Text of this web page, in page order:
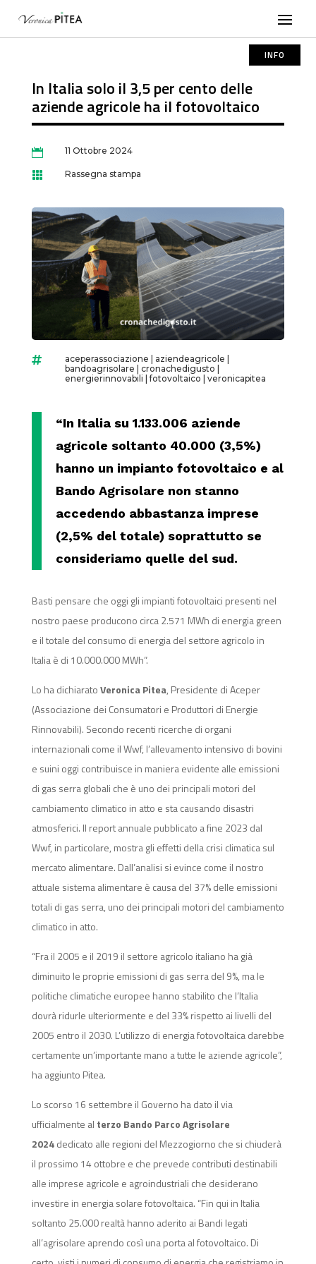
INFO
In Italia solo il 3,5 per cento delle
aziende agricole ha il fotovoltaico
 11 Ottobre 2024
 Rassegna stampa
 aceperassociazione aziendeagricole
bandoagrisolare
cronachedigusto
energierinnovabili |fotovoltaico veronicapitea
“In Italia su 1.133.006 aziende
agricole soltanto 40.000 (3,5%)
hanno un impianto fotovoltaico e al
Bando Agrisolare non stanno
accedendo abbastanza imprese
(2,5% del totale) soprattutto se
consideriamo quelle del sud.
Basti pensare che oggi gli impianti fotovoltaici presenti nel
nostro paese producono circa 2.571 MWh di energia green
e il totale del consumo di energia del settore agricolo in
Italia è di 10.000.000 MWh”.
Lo ha dichiaratoVeronica Pitea, Presidente di Aceper
(Associazione dei Consumatori e Produttori di Energie
Rinnovabili). Secondo recenti ricerche di organi
internazionali come il Wwf, l’allevamento intensivo di bovini
e suini oggi contribuisce in maniera evidente alle emissioni
di gas serra globali che è uno dei principali motori del
cambiamento climatico in atto e sta causando disastri
atmosferici. Il report annuale pubblicato a fine 2023 dal
Wwf, in particolare, mostra gli effetti della crisi climatica sul
mercato alimentare. Dall’analisi si evince come il nostro
attuale sistema alimentare è causa del 37% delle emissioni
totali di gas serra, uno dei principali motori del cambiamento
climatico in atto.
“Fra il 2005 e il 2019 il settore agricolo italiano ha già
diminuito le proprie emissioni di gas serra del 9%, ma le
politiche climatiche europee hanno stabilito che l’Italia
dovrà ridurle ulteriormente e del 33% rispetto ai livelli del
2005 entro il 2030. L’utilizzo di energia fotovoltaica darebbe
certamente un’importante mano a tutte le aziende agricole”,
ha aggiunto Pitea.
Lo scorso 16 settembre il Governo ha dato il via
ufficialmente al terzo Bando Parco Agrisolare
2024dedicato alle regioni del Mezzogiorno che si chiuderà
il prossimo 14 ottobre e che prevede contributi destinabili
alle imprese agricole e agroindustriali che desiderano
investire in energia solare fotovoltaica. “Fin qui in Italia
soltanto 25.000 realtà hanno aderito ai Bandi legati
all’agrisolare aprendo così una porta al fotovoltaico. Di